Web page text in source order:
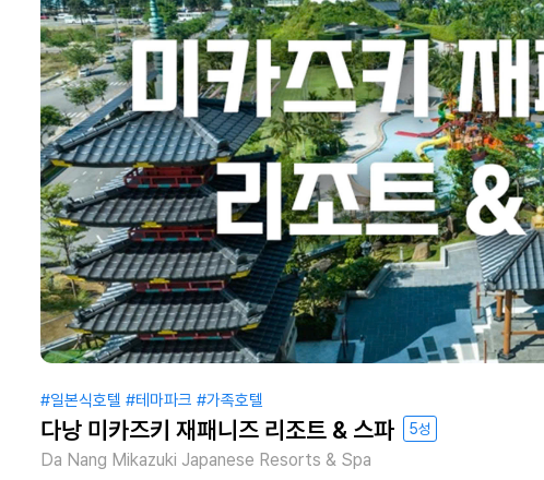
#일본식호텔 #테마파크 #가족호텔
다낭 미카즈키 재패니즈 리조트 & 스파 5성
Da Nang Mikazuki Japanese Resorts & Spa